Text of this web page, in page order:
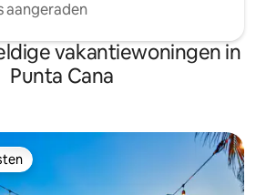
aangeraden
vakantiewoningen in
Punta Cana